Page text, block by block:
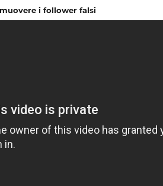
i follower falsi